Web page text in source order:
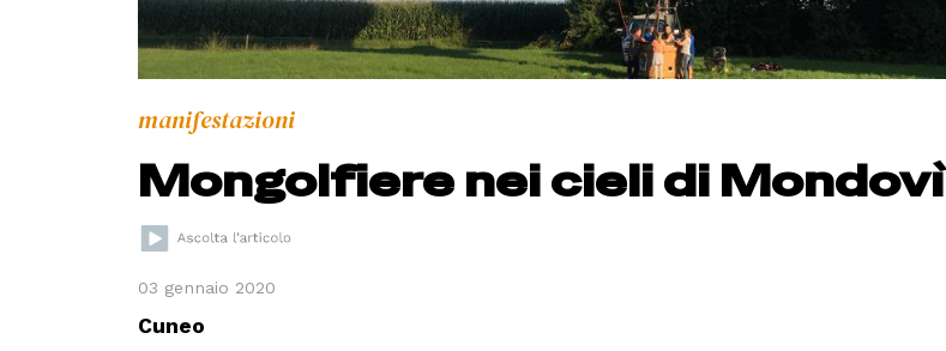
manifestazioni
Mongolfiere nei cieli di Mondovì
03 gennaio 2020
Cuneo